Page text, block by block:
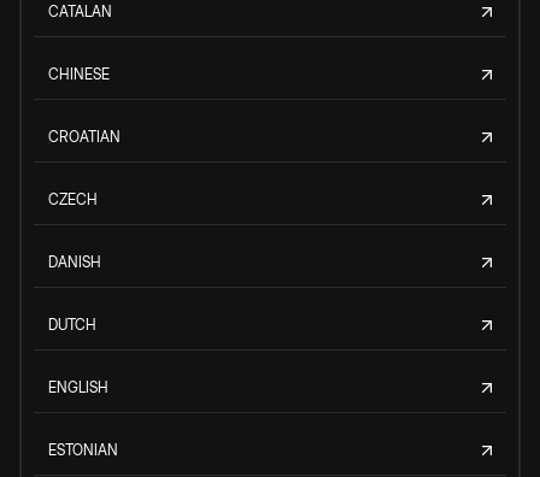
CATALAN
CHINESE
CROATIAN
CZECH
DANISH
DUTCH
ENGLISH
ESTONIAN